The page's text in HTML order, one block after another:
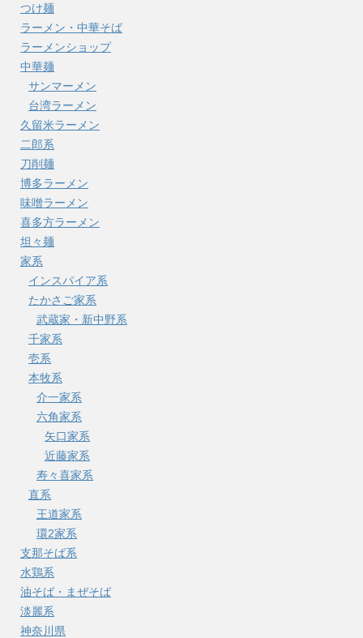
つけ麺
ラーメン・中華そば
ラーメンショップ
中華麺
サンマーメン
台湾ラーメン
久留米ラーメン
二郎系
刀削麺
博多ラーメン
味噌ラーメン
喜多方ラーメン
坦々麺
家系
インスパイア系
たかさご家系
武蔵家・新中野系
千家系
壱系
本牧系
介一家系
六角家系
矢口家系
近藤家系
寿々喜家系
直系
王道家系
環2家系
支那そば系
水鶏系
油そば・まぜそば
淡麗系
神奈川県